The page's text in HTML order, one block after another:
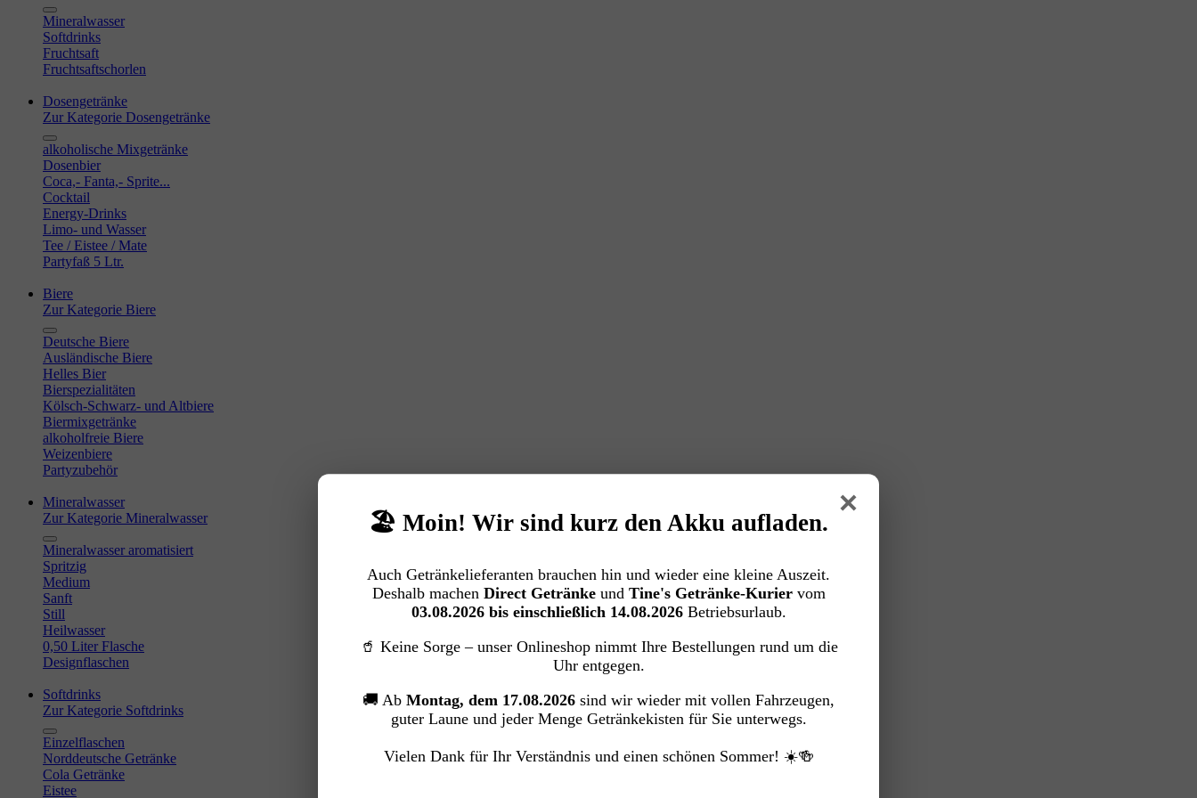
Mineralwasser
Softdrinks
Fruchtsaft
Fruchtsaftschorlen
Dosengetränke
Zur Kategorie Dosengetränke
alkoholische Mixgetränke
Dosenbier
Coca,- Fanta,- Sprite...
Cocktail
Energy-Drinks
Limo- und Wasser
Tee / Eistee / Mate
Partyfaß 5 Ltr.
Biere
Zur Kategorie Biere
Deutsche Biere
Ausländische Biere
Helles Bier
Bierspezialitäten
Kölsch-Schwarz- und Altbiere
Biermixgetränke
alkoholfreie Biere
Weizenbiere
Partyzubehör
Mineralwasser
Zur Kategorie Mineralwasser
Mineralwasser aromatisiert
Spritzig
Medium
Sanft
Still
Heilwasser
0,50 Liter Flasche
Designflaschen
Softdrinks
Zur Kategorie Softdrinks
Einzelflaschen
Norddeutsche Getränke
Cola Getränke
Eistee
×
🏖️ Moin! Wir sind kurz den Akku aufladen.
Auch Getränkelieferanten brauchen hin und wieder eine kleine Auszeit.
Deshalb machen Direct Getränkeund Tine's Getränke-Kuriervom
03.08.2026 bis einschließlich 14.08.2026Betriebsurlaub.
🥤 Keine Sorge – unser Onlineshop nimmt Ihre Bestellungen rund um die
Uhr entgegen.
🚚 Ab Montag, dem 17.08.2026 sind wir wieder mit vollen Fahrzeugen,
guter Laune und jeder Menge Getränkekisten für Sie unterwegs.
Vielen Dank für Ihr Verständnis und einen schönen Sommer! ☀️🍻